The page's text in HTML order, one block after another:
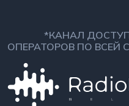
*КАНАЛ
ОПЕРАТОРОВ ПО ВСЕЙ